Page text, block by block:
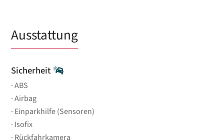
Ausstattung
Sicherheit
ABS
Airbag
Einparkhilfe (Sensoren)
Isofix
Rückfahrkamera